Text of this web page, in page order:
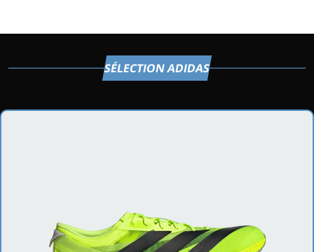
SÉLECTION ADIDAS